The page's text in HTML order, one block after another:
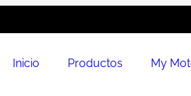
Inicio Productos My